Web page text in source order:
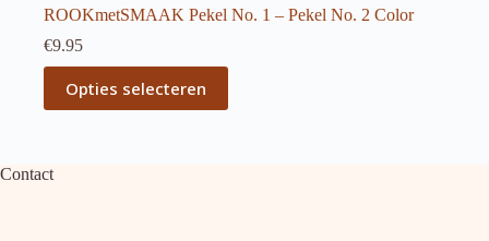
ROOKmetSMAAK Pekel No. 1 – Pekel No. 2 Color
€9.95
Opties selecteren
Dit
product
heeft
Deze
Contact